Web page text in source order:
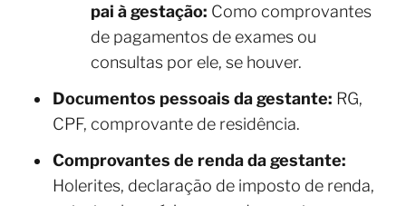
pai à gestação: Como comprovantes
de pagamentos de exames ou
consultas por ele, se houver.
Documentos pessoais da gestante: RG,
CPF, comprovante de residência.
Comprovantes de renda da gestante:
Holerites, declaração de imposto de renda,